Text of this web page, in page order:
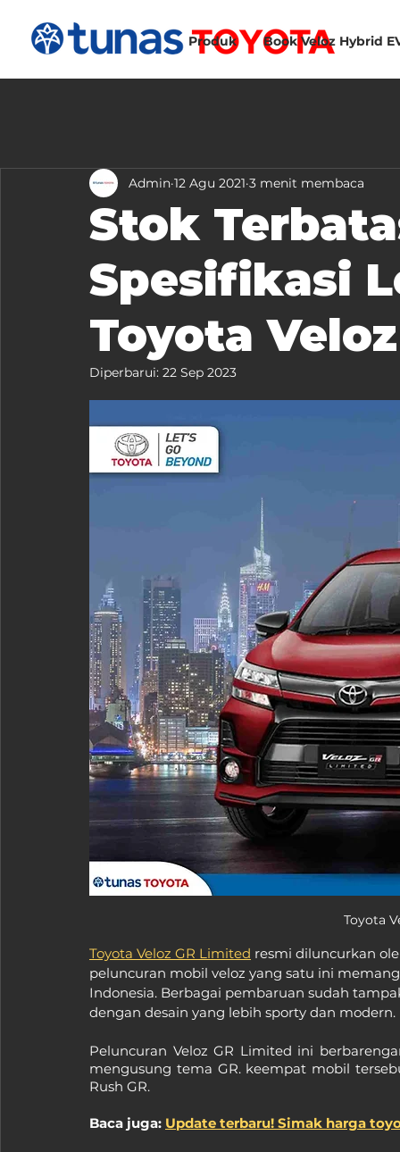
Produk Book Veloz Hybrid
Stok
Spesifikasi
Toyota
Admin 12 Agu 2021 3 menit membaca
Diperbarui: 22 Sep 2023
Toyota
Toyota Veloz GR Limited resmi diluncurkan
peluncuran mobil veloz yang satu ini
Indonesia. Berbagai pembaruan sudah
dengan desain yang lebih sporty dan modern.
Peluncuran Veloz GR Limited ini
mengusung tema GR. keempat mobil
Rush GR.
Baca juga: Update terbaru! Simak harga